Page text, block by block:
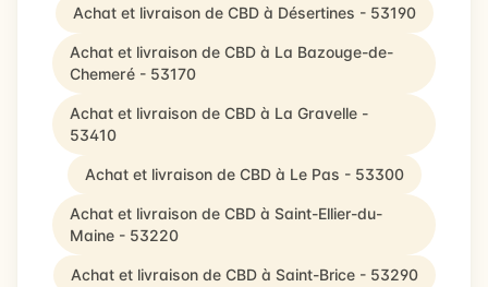
Achat et livraison de CBD à Désertines - 53190
Achat et livraison de CBD à La Bazouge-de-
Chemeré - 53170
Achat et livraison de CBD à La Gravelle -
53410
Achat et livraison de CBD à Le Pas - 53300
Achat et livraison de CBD à Saint-Ellier-du-
Maine - 53220
Achat et livraison de CBD à Saint-Brice - 53290